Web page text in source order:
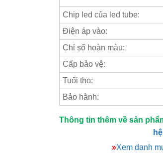
Chip led của led tube:
Điện áp vào:
Chỉ số hoàn màu:
Cấp bảo vệ:
Tuổi thọ:
Bảo hành:
Thông tin thêm về sản
»Xem danh